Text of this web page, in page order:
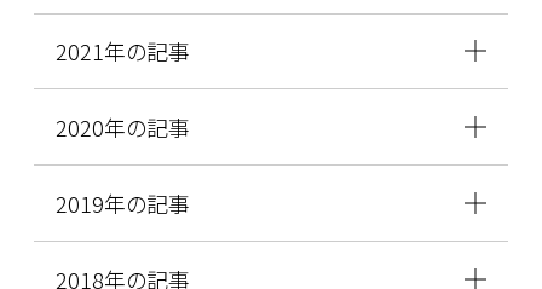
2021年の記事
2020年の記事
2019年の記事
2018年の記事